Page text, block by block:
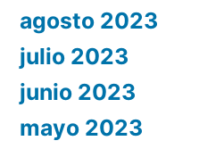
agosto 2023
julio 2023
junio 2023
mayo 2023